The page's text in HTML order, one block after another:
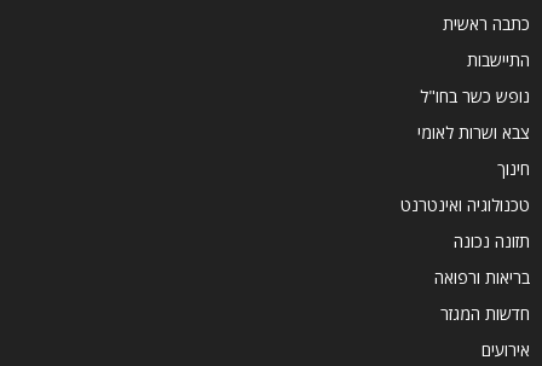
כתבה ראשית
התיישבות
נופש כשר בחו"ל
צבא ושרות לאומי
חינוך
טכנולוגיה ואינטרנט
תזונה נכונה
בריאות ורפואה
חדשות המגזר
אירועים